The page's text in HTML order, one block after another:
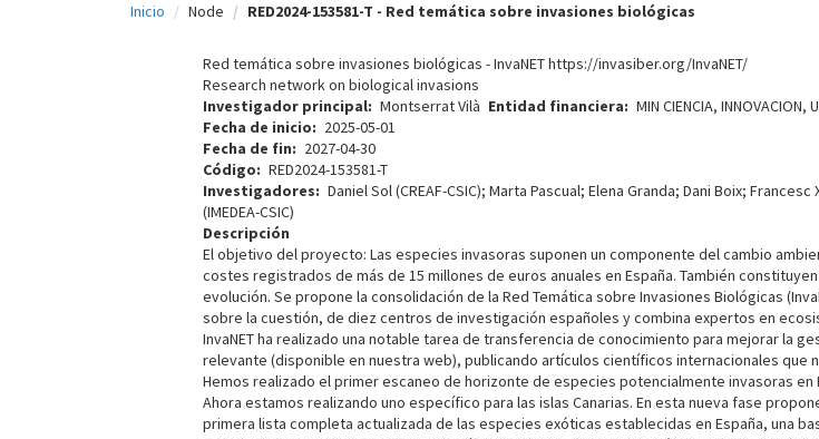
Inicio Node RED2024-153581-T - Red temática sobre invasiones biológicas
Red temática sobre invasiones biológicas - InvaNET https://invasiber.org/InvaNET/
Research network on biological invasions
Investigador principal
Montserrat Vilà Entidad financiera
MIN CIENCIA, INNOVACION,
Fecha de inicio
2025-05-01
Fecha de fin
2027-04-30
Código
RED2024-153581-T
Investigadores
Daniel Sol (CREAF-CSIC); Marta Pascual; Elena Granda; Dani Boix;
(IMEDEA-CSIC)
Descripción
El objetivo del proyecto: Las especies invasoras suponen un componente del cambio
costes registrados de más de 15 millones de euros anuales en España. También
evolución. Se propone la consolidación de la Red Temática sobre Invasiones Biológicas
sobre la cuestión, de diez centros de investigación españoles y combina expertos en
InvaNET ha realizado una notable tarea de transferencia de conocimiento para mejorar la
relevante (disponible en nuestra web), publicando artículos científicos internacionales que
Hemos realizado el primer escaneo de horizonte de especies potencialmente invasoras
Ahora estamos realizando uno específico para las islas Canarias. En esta nueva fase
primera lista completa actualizada de las especies exóticas establecidas en España, una